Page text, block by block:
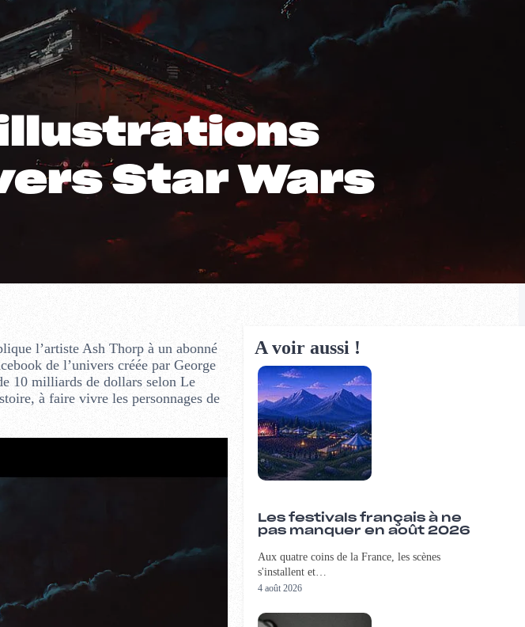
illustrations
Star Wars
l’artiste Ash Thorp à un abonné
de l’univers créée par George
10 milliards de dollars selon Le
à faire vivre les personnages de
A voir aussi !
Les festivals français à ne
pas manquer en août 2026
Aux quatre coins de la France, les scènes
s'installent et…
4 août 2026